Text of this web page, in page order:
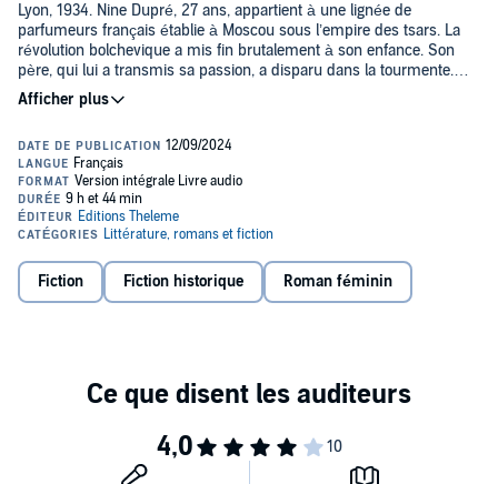
Lyon, 1934. Nine Dupré, 27 ans, appartient à une lignée de
parfumeurs français établie à Moscou sous l’empire des tsars. La
révolution bolchevique a mis fin brutalement à son enfance. Son
père, qui lui a transmis sa passion, a disparu dans la tourmente.
Nine a grandi en exil, à Paris. Désormais, c’est en sa mémoire
qu’elle veut se faire un nom dans ce métier exigeant.
française qui l’a prise sous son aile, Nine rencontre Pierre Rieux, un
commissionnaire au passé sulfureux, proche du pouvoir soviétique.
Bien que tout les sépare, ils deviennent amants. Lors de la visite
d’une délégation de Soviétiques, Nine respire dans leur sillage un
parfum dont seul son père détenait la composition. Comment est-
quel prix ?
Une fenêtre s’entrouvre, car Staline vient de lancer un concours
Theresa Révay dévoile une page insolite de la haute parfumerie au
XXe siècle. Sur fond de drames historiques et d’amour, elle dresse
méconnues de cet univers captivant, dont celui de son arrière-
grand-oncle, Léon Givaudan.©2024 Editions Stock (P)2024 W.F.
Fiction Fiction historique Roman féminin